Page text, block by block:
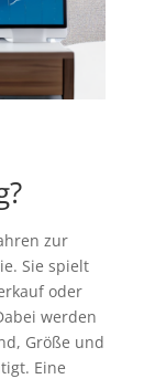
zur
Sie spielt
oder
werden
Größe und
Eine